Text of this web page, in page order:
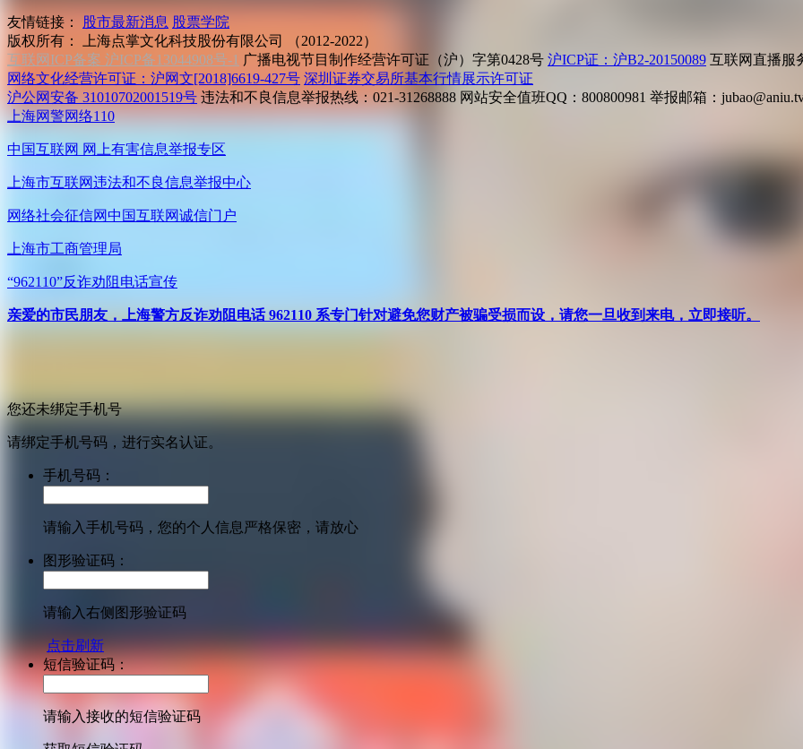
友情链接： 股市最新消息 股票学院
版权所有：
上海点掌文化科技股份有限公司 （2012-2022）
互联网ICP备案 沪ICP备13044908号-1 广播电视节目制作经营许可证（沪）字第0428号 沪ICP证：沪B2-20150089 互联网直播服
网络文化经营许可证：沪网文[2018]6619-427号 深圳证券交易所基本行情展示许可证
沪公网安备 31010702001519号 违法和不良信息举报热线：021-31268888 网站安全值班QQ：800800981 举报邮箱：
上海网警网络110
中国互联网 网上有害信息举报专区
上海市互联网违法和不良信息举报中心
网络社会征信网中国互联网诚信门户
上海市工商管理局
“962110”反诈劝阻电话宣传
亲爱的市民朋友，上海警方反诈劝阻电话 962110 系专门针对避免您财产被骗受损而设，请您一旦收到来电，立即接听。
您还未绑定手机号
请绑定手机号码，进行实名认证。
手机号码：
请输入手机号码，您的个人信息严格保密，请放心
图形验证码：
请输入右侧图形验证码
点击刷新
短信验证码：
请输入接收的短信验证码